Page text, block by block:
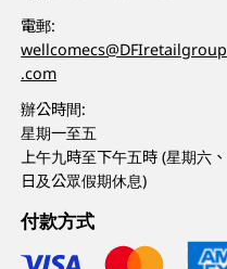
電郵:
wellcomecs@DFIretailgroup
.com
辦公時間:
星期一至五
上午九時至下午五時 (星期六、
日及公眾假期休息)
付款方式